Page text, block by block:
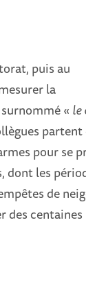
puis au
la
« le
partent
pour se
dont les
de
des centaines